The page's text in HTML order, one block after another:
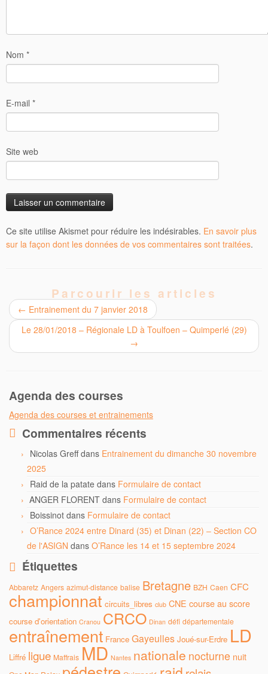
Nom *
E-mail *
Site web
Ce site utilise Akismet pour réduire les indésirables. En savoir plus
sur la façon dont les données de vos commentaires sont traitées.
Parcourir les articles
← Entrainement du 7 janvier 2018
Le 28/01/2018 – Régionale LD à Toulfoen – Quimperlé (29)
→
Agenda des courses
Agenda des courses et entrainements
Commentaires récents
Nicolas Greffdans Entrainement du dimanche 30 novembre
2025
Raid de la patate dans Formulaire de contact
ANGER FLORENT dans Formulaire de contact
Boissinot dans Formulaire de contact
O’Rance 2024 entre Dinard (35) et Dinan (22) – Section CO
de l'ASIGN dans O’Rance les 14 et 15 septembre 2024
Étiquettes
Abbaretz Angers azimut-distance balise Bretagne BZH Caen CFC
championnat circuits_libres club CNE course au score
course d'orientation Cranou CRCO Dinan défi départementale
entraînement France Gayeulles Joué-sur-Erdre LD
Liffré ligue Maffrais MD Nantes nationale nocturne nuit